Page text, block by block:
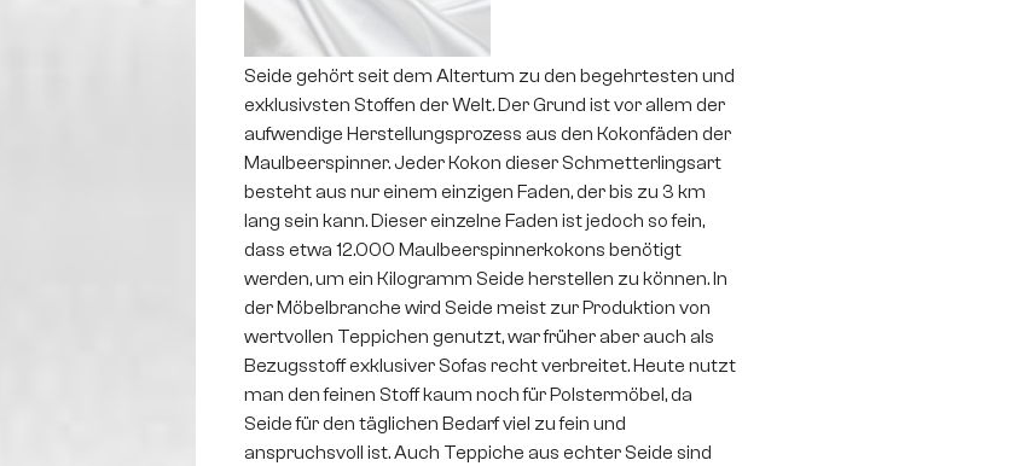
Seide gehört seit dem Altertum zu den begehrtesten und
exklusivsten Stoffen der Welt. Der Grund ist vor allem der
aufwendige Herstellungsprozess aus den Kokonfäden der
Maulbeerspinner. Jeder Kokon dieser Schmetterlingsart
besteht aus nur einem einzigen Faden, der bis zu 3 km
lang sein kann. Dieser einzelne Faden ist jedoch so fein,
dass etwa 12.000 Maulbeerspinnerkokons benötigt
werden, um ein Kilogramm Seide herstellen zu können. In
der Möbelbranche wird Seide meist zur Produktion von
wertvollen Teppichen genutzt, war früher aber auch als
Bezugsstoff exklusiver Sofas recht verbreitet. Heute nutzt
man den feinen Stoff kaum noch für Polstermöbel, da
Seide für den täglichen Bedarf viel zu fein und
anspruchsvoll ist. Auch Teppiche aus echter Seide sind